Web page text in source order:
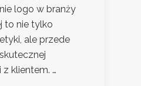
logo w branży
to nie tylko
ale przede
klientem. …